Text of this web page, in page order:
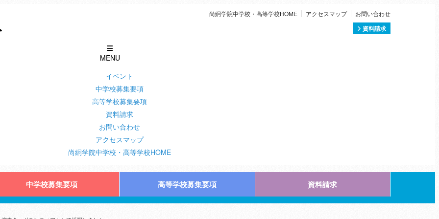
尚絅学院中学校・高等学校HOME アクセスマップ お問い合わせ
資料請求
MENU
イベント
中学校募集要項
高等学校募集要項
資料請求
お問い合わせ
アクセスマップ
尚絅学院中学校・高等学校HOME
中学校募集要項 高等学校募集要項 資料請求